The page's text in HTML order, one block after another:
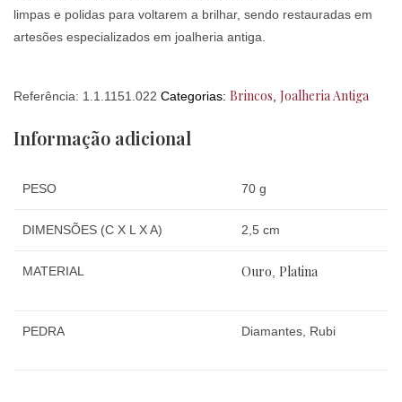
limpas e polidas para voltarem a brilhar, sendo restauradas em
artesões especializados em joalheria antiga.
Referência: 1.1.1151.022 Categorias: Brincos Joalheria Antiga
Informação adicional
PESO 70 g
DIMENSÕES (C X L X A) 2,5 cm
MATERIAL Ouro Platina
PEDRA Diamantes, Rubi